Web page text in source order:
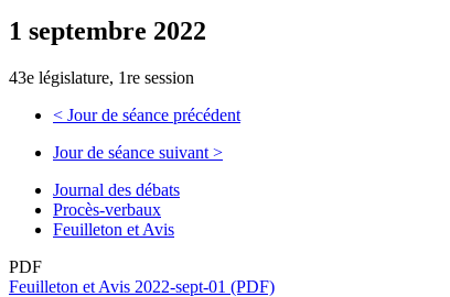
1 septembre 2022
43e législature, 1re session
< Jour de séance précédent
Jour de séance suivant >
Journal des débats
Procès-verbaux
Feuilleton et Avis
PDF
Feuilleton et Avis 2022-sept-01 (PDF)